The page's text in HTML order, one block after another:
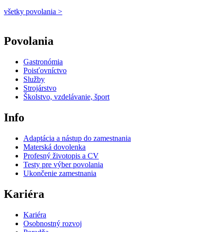
všetky povolania >
Povolania
Gastronómia
Poisťovníctvo
Služby
Strojárstvo
Školstvo, vzdelávanie, šport
Info
Adaptácia a nástup do zamestnania
Materská dovolenka
Profesný životopis a CV
Testy pre výber povolania
Ukončenie zamestnania
Kariéra
Kariéra
Osobnostný rozvoj